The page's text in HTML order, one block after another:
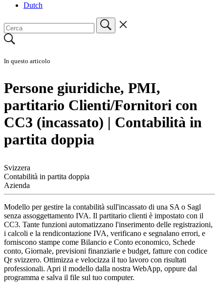
Dutch
In questo articolo
Persone giuridiche, PMI,
partitario Clienti/Fornitori con
CC3 (incassato) | Contabilità in
partita doppia
Svizzera
Contabilità in partita doppia
Azienda
Modello per gestire la contabilità sull'incassato di una SA o Sagl
senza assoggettamento IVA. Il partitario clienti è impostato con il
CC3. Tante funzioni automatizzano l'inserimento delle registrazioni,
i calcoli e la rendicontazione IVA, verificano e segnalano errori, e
forniscono stampe come Bilancio e Conto economico, Schede
conto, Giornale, previsioni finanziarie e budget, fatture con codice
Qr svizzero. Ottimizza e velocizza il tuo lavoro con risultati
professionali. Apri il modello dalla nostra WebApp, oppure dal
programma e salva il file sul tuo computer.